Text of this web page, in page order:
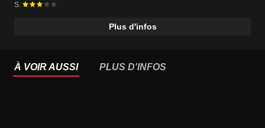
S.
Plus d'infos
À VOIR AUSSI PLUS D'INFOS